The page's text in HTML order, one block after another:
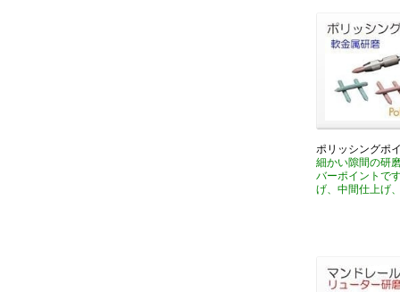
ポリッシングポ
細かい隙間の研
バーポイントで
げ、中間仕上げ